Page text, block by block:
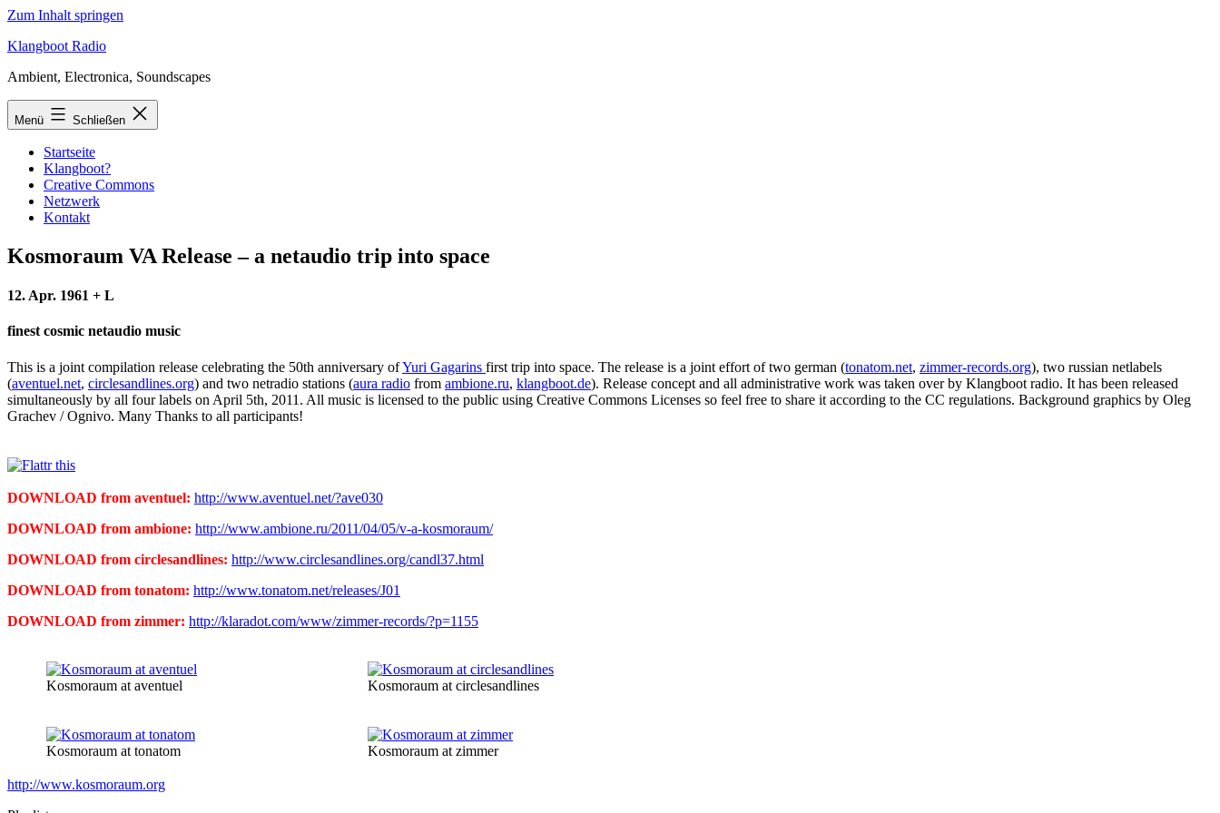
Zum Inhalt springen
Klangboot Radio
Ambient, Electronica, Soundscapes
Menü Schließen
Startseite
Klangboot?
Creative Commons
Netzwerk
Kontakt
Kosmoraum VA Release – a netaudio trip into space
12. Apr. 1961 + L
finest cosmic netaudio music
This is a joint compilation release celebrating the 50th anniversary ofYuri Gagarins first trip into space. The release is a joint effort of two german (tonatom.net, zimmer-records.org), two russian netlabels
(aventuel.net, circlesandlines.org) and two netradio stations (aura radio from ambione.ru, klangboot.de). Release concept and all administrative work was taken over by Klangboot radio. It has been released
simultaneously by all four labels on April 5th, 2011. All music is licensed to the public using Creative Commons Licenses so feel free to share it according to the CC regulations. Background graphics by Oleg
Grachev / Ognivo. Many Thanks to all participants!
DOWNLOAD from aventuel: http://www.aventuel.net/?ave030
DOWNLOAD from ambione: http://www.ambione.ru/2011/04/05/v-a-kosmoraum/
DOWNLOAD from circlesandlines: http://www.circlesandlines.org/candl37.html
DOWNLOAD from tonatom: http://www.tonatom.net/releases/J01
DOWNLOAD from zimmer: http://klaradot.com/www/zimmer-records/?p=1155
Kosmoraum at aventuel Kosmoraum at circlesandlines
Kosmoraum at tonatom Kosmoraum at zimmer
http://www.kosmoraum.org